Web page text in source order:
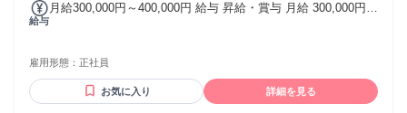
給与
月給300,000円～400,000円 給与 昇給・賞与 月給 300,000円
10万円 住宅手当（会社都合による転居を伴う異動については
手当など） 賞与） 年2回（7月・12月） 月給300000円～
400000円
雇用形態： 正社員
お気に入り 詳細を見る